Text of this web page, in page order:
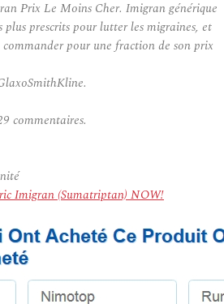
Prix Le Moins Cher. Imigran générique
plus prescrits pour lutter les migraines, et
pour une fraction de son prix
commentaires.
Imigran (Sumatriptan) NOW!